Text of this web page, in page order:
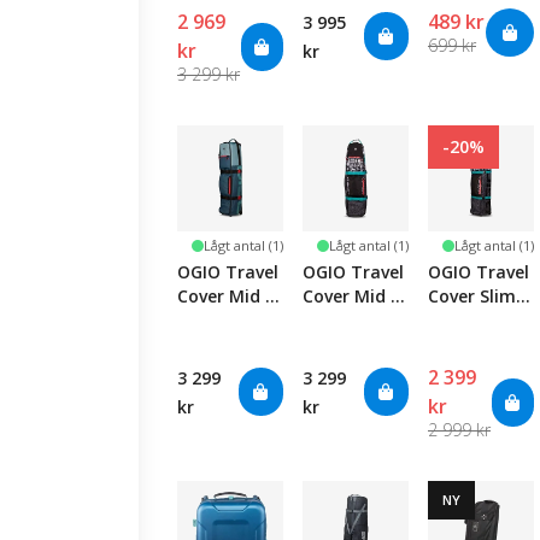
2 969
kr
3 299 kr
-
Green/Black
3 995
kr
489 kr
699 kr
Lågt antal (1)
OGIO Travel
Cover Mid -
3 299
kr
Lågt antal (1)
OGIO Travel
Cover Mid -
3 299
kr
-20%
Lågt antal (1)
OGIO Travel
Cover Slim -
2 399
kr
2 999 kr
NY